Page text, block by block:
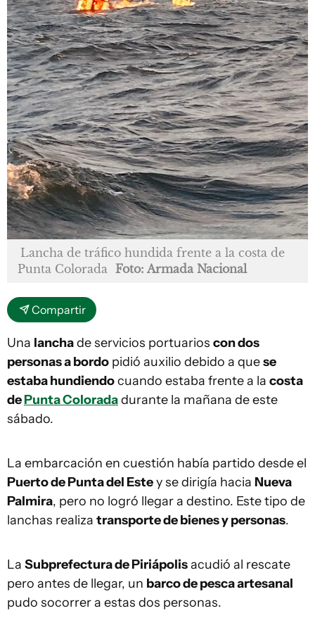
Lancha de tráfico hundida frente a la costa de
Punta Colorada
Foto: Armada Nacional
Compartir
Una lanchade servicios portuarios con dos
personas a bordo pidió auxilio debido a quese
estaba hundiendocuando estaba frente a la costa
dePunta Coloradadurante la mañana de este
sábado.
La embarcación en cuestión había partido desde el
Puerto de Punta del Estey se dirigía hacia Nueva
Palmira, pero no logró llegar a destino. Este tipo de
lanchas realiza transporte de bienes y personas.
La Subprefectura de Piriápolisacudió al rescate
pero antes de llegar, un barco de pesca artesanal
pudo socorrer a estas dos personas.